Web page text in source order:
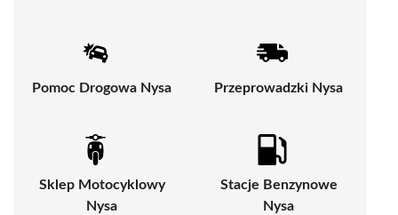
Pomoc Drogowa Nysa Przeprowadzki Nysa
Sklep Motocyklowy
Nysa
Stacje Benzynowe
Nysa